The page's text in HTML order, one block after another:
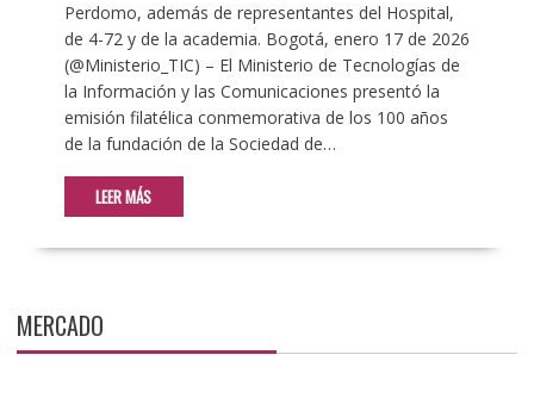
Perdomo, además de representantes del Hospital,
de 4-72 y de la academia. Bogotá, enero 17 de 2026
(@Ministerio_TIC) – El Ministerio de Tecnologías de
la Información y las Comunicaciones presentó la
emisión filatélica conmemorativa de los 100 años
de la fundación de la Sociedad de…
LEER MÁS
MERCADO